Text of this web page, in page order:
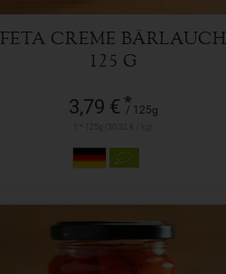
FETA CREME BÄRLAUCH
125 G
3,79 € *
/ 125g